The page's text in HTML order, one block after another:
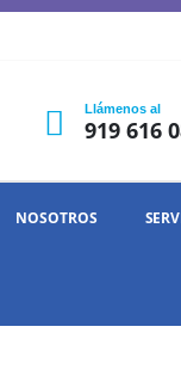
Llámenos al
919 616
NOSOTROS